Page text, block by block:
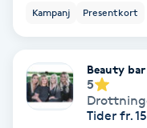
Hudvård
Hyperhidros
Kampanj Presentkort
Beauty
5
Tider fr.